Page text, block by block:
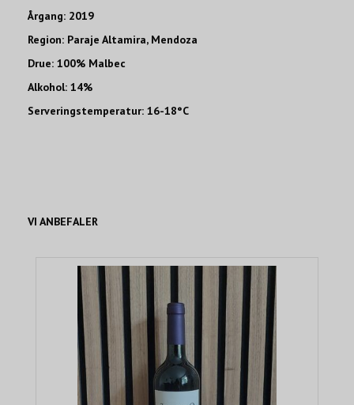
Årgang: 2019
Region: Paraje Altamira, Mendoza
Drue: 100% Malbec
Alkohol: 14%
Serveringstemperatur: 16-18°C
VI ANBEFALER